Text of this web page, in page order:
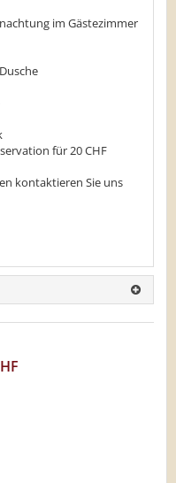
im Gästezimmer
für 20 CHF
kontaktieren Sie uns